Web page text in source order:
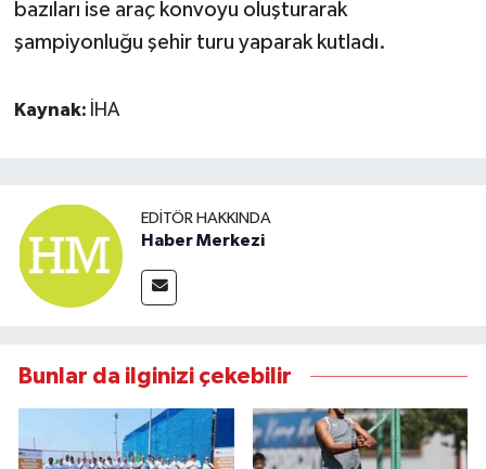
bazıları ise araç konvoyu oluşturarak
şampiyonluğu şehir turu yaparak kutladı.
Kaynak: İHA
EDITÖR HAKKINDA
Haber Merkezi
Bunlar da ilginizi çekebilir